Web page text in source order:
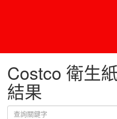
Costco 衛生
結果